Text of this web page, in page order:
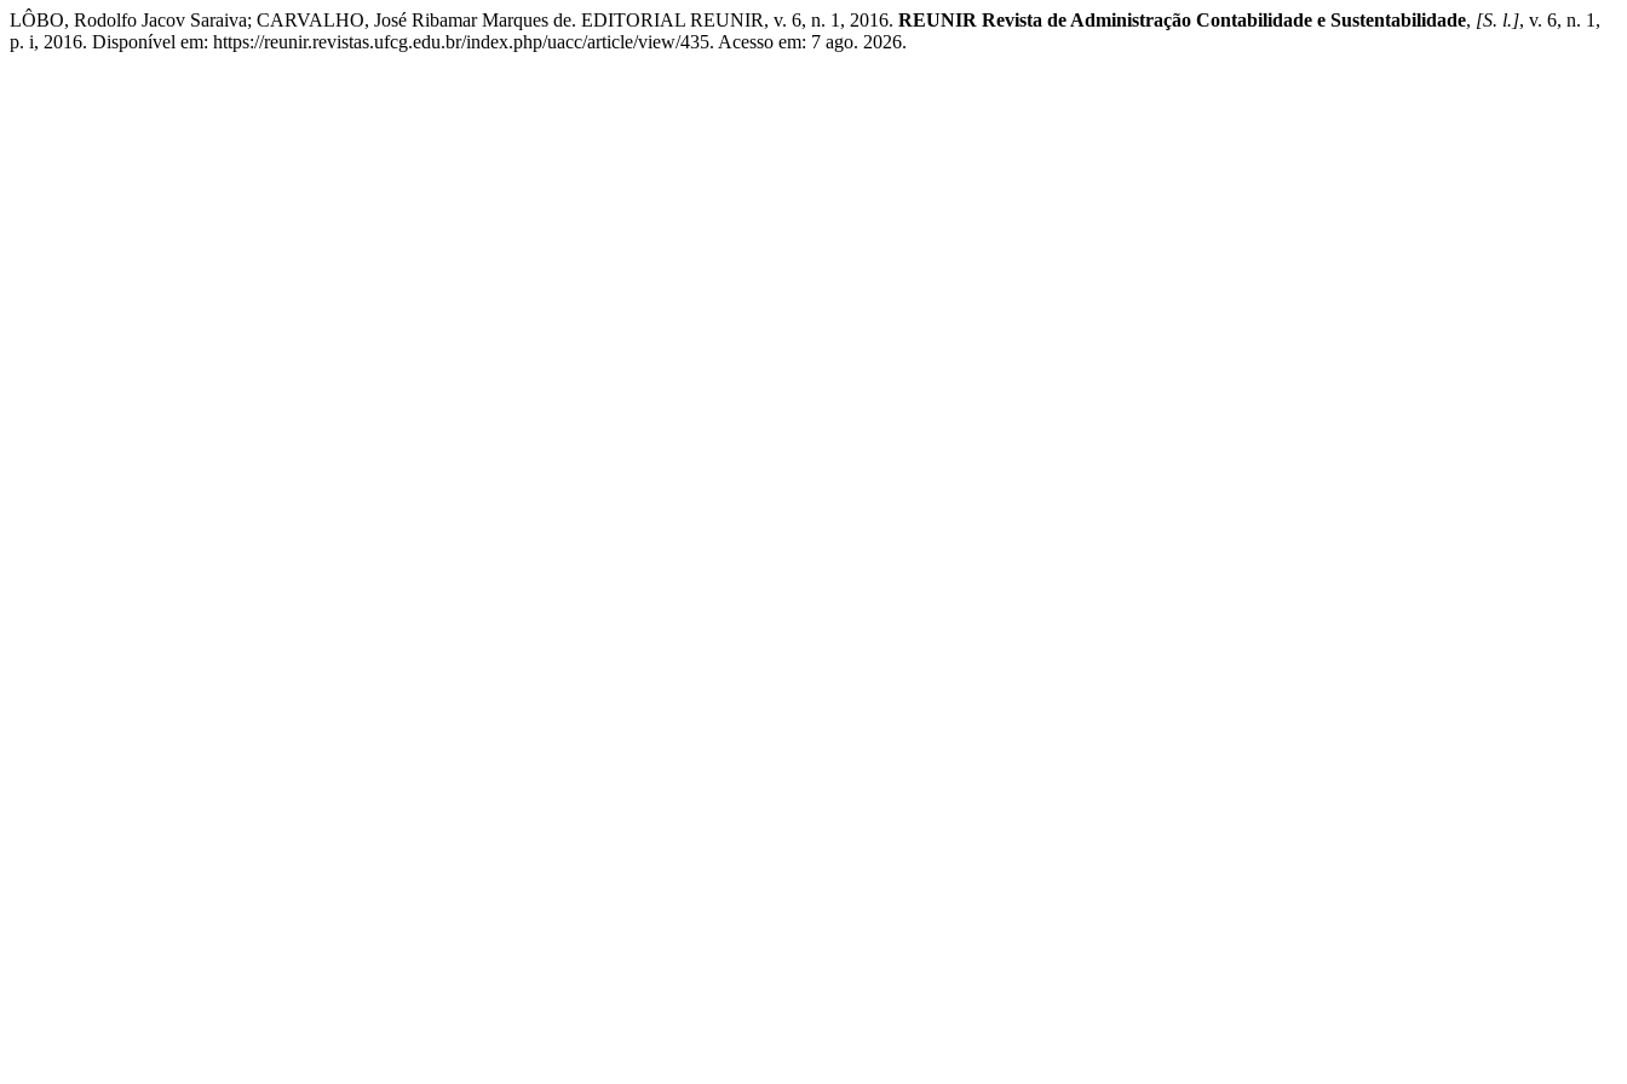
LÔBO, Rodolfo Jacov Saraiva; CARVALHO, José Ribamar Marques de. EDITORIAL REUNIR, v. 6, n. 1, 2016. REUNIR Revista de Administração Contabilidade e Sustentabilidade, [S. l.], v. 6, n. 1,
p. i, 2016. Disponível em: https://reunir.revistas.ufcg.edu.br/index.php/uacc/article/view/435. Acesso em: 7 ago. 2026.